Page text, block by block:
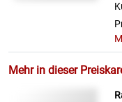
Mehr in dieser